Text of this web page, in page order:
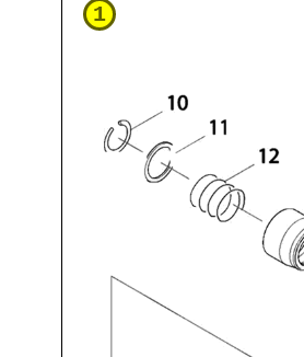
1